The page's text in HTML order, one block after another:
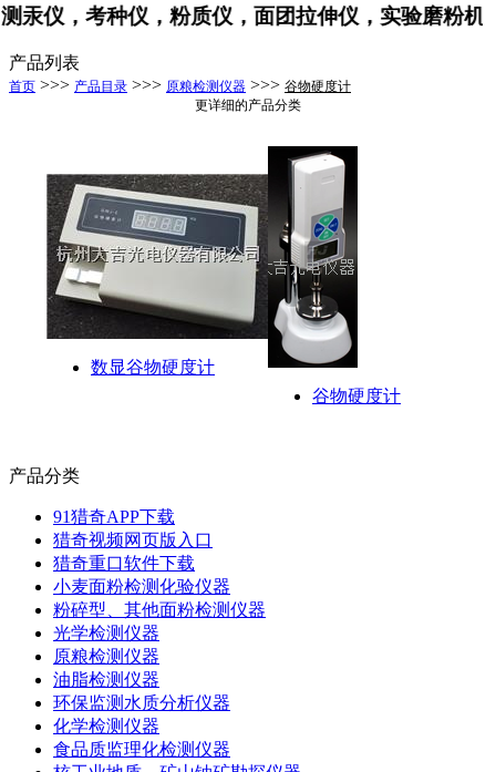
仪，考种仪，粉质仪，面团拉伸仪，实验磨粉机
产品列表
首页 >>> 产品目录 >>> 原粮检测仪器 >>> 谷物硬度计
更详细的产品分类
数显谷物硬度计
谷物硬度计
产品分类
91猎奇APP下载
猎奇视频网页版入口
猎奇重口软件下载
小麦面粉检测化验仪器
粉碎型、其他面粉检测仪器
光学检测仪器
原粮检测仪器
油脂检测仪器
环保监测水质分析仪器
化学检测仪器
食品质监理化检测仪器